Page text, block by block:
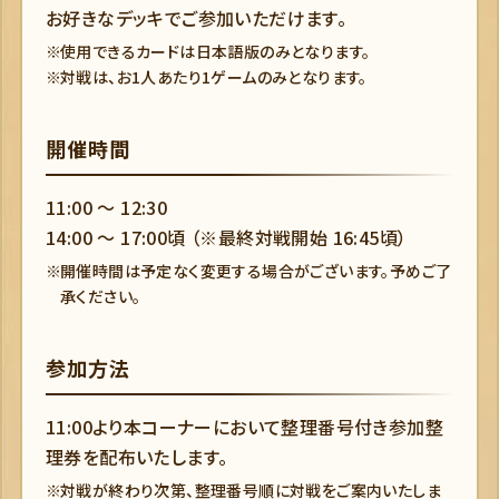
お好きなデッキでご参加いただけます。
使用できるカードは日本語版のみとなります。
対戦は、お1人あたり1ゲームのみとなります。
開催時間
11:00 ～ 12:30
14:00 ～ 17:00頃 （※最終対戦開始 16:45頃）
開催時間は予定なく変更する場合がございます。予めご了
承ください。
参加方法
11:00より本コーナーにおいて整理番号付き参加整
理券を配布いたします。
対戦が終わり次第、整理番号順に対戦をご案内いたしま